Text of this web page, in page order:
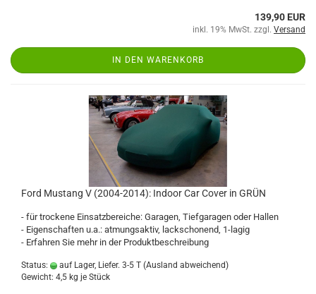
139,90 EUR
inkl. 19% MwSt. zzgl. Versand
IN DEN WARENKORB
Ford Mustang V (2004-2014): Indoor Car Cover in GRÜN
- für trockene Einsatzbereiche: Garagen, Tiefgaragen oder Hallen
- Eigenschaften u.a.: atmungsaktiv, lackschonend, 1-lagig
- Erfahren Sie mehr in der Produktbeschreibung
Status: auf Lager, Liefer. 3-5 T (Ausland abweichend)
Gewicht: 4,5 kg je Stück